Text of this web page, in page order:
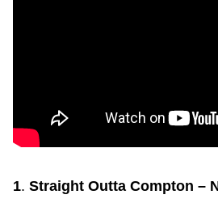
1. Straight Outta Compton –